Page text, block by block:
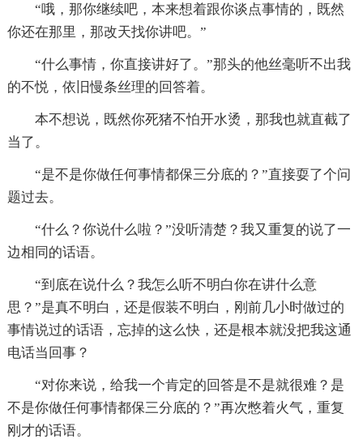
“哦，那你继续吧，本来想着跟你谈点事情的，既然
你还在那里，那改天找你讲吧。”
“什么事情，你直接讲好了。”那头的他丝毫听不出我
的不悦，依旧慢条丝理的回答着。
本不想说，既然你死猪不怕开水烫，那我也就直截了
当了。
“是不是你做任何事情都保三分底的？”直接耍了个问
题过去。
“什么？你说什么啦？”没听清楚？我又重复的说了一
边相同的话语。
“到底在说什么？我怎么听不明白你在讲什么意
思？”是真不明白，还是假装不明白，刚前几小时做过的
事情说过的话语，忘掉的这么快，还是根本就没把我这通
电话当回事？
“对你来说，给我一个肯定的回答是不是就很难？是
不是你做任何事情都保三分底的？”再次憋着火气，重复
刚才的话语。